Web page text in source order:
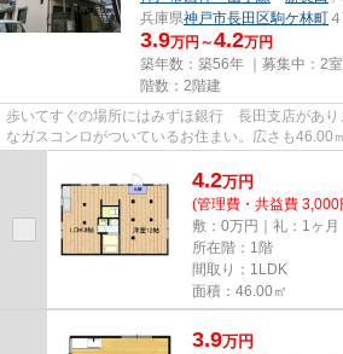
兵庫県神戸市長田区駒ケ林町
3.9万円～4.2万円
築年数：築56年 ｜募集中： 2室
階数：2階建
歩いてすぐの場所にはみずほ銀行 長田支店があり
なガスコンロがついているお住まい。広さも46.00
4.2万円
(管理費・共益費 3,000
敷：0万円｜礼：1ヶ月
所在階：1階
間取り：1LDK
面積：46.00㎡
3.9万円